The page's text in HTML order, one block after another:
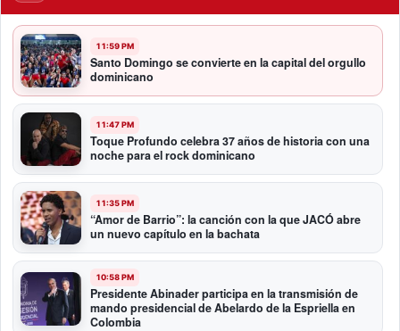
11:59 PM
Santo Domingo se convierte en la capital del orgullo
dominicano
11:47 PM
Toque Profundo celebra 37 años de historia con una
noche para el rock dominicano
11:35 PM
“Amor de Barrio”: la canción con la que JACÓ abre
un nuevo capítulo en la bachata
10:58 PM
Presidente Abinader participa en la transmisión de
mando presidencial de Abelardo de la Espriella en
Colombia